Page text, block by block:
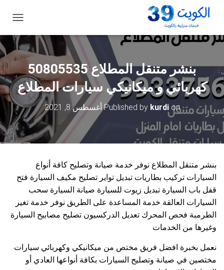
ب
د
ل
ا
ل
ت
ن
ق
ل
كهربائي و ميكانيكي سيارات المطلاع
Published by kurdion أغسطس 8, 2021
بنشر متنقل المطلاع نوفر خدمة صيانة وتصليح كافة أنواع
السيارات تركيب بطاريات تبديل تواير تصليح مكيف السيارة فتح
قفل باب السيارة تبديل زيوت للسيارة صيانة السيارة سحب
السيارات العالقة خدمة المساعدة على الطريق نوفر خدمة تغير
الطرمبة فحص المحرك تعديل الدركسيون تصليح مصابيح السيارة
وغيرها من الخدمات
نعمل بخبرة افضل فريق مختص من ميكانيكي وكهربائي سيارات
مختصين في صيانة وتصليح السيارات بكافة أنواعها العادي أو